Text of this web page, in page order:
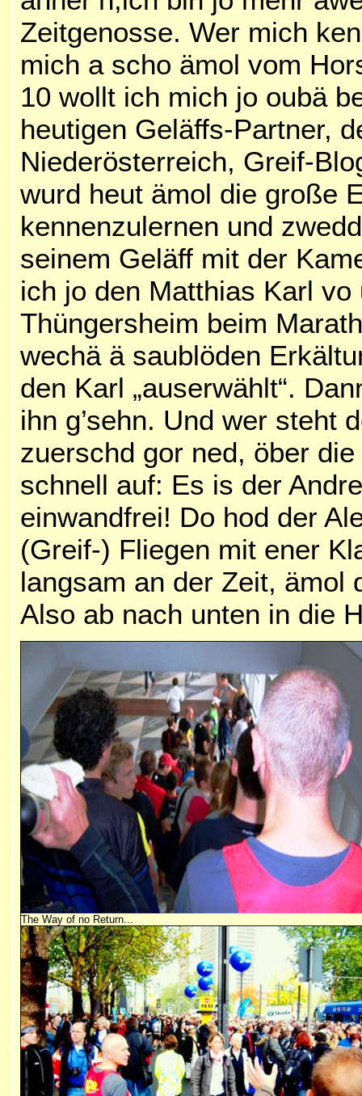
Zeitgenosse. Wer mich
mich a scho ämol vom
10 wollt ich mich jo oubä
heutigen Geläffs-Partner,
Niederösterreich, Greif-
wurd heut ämol die große
kennenzulernen und
seinem Geläff mit der
ich jo den Matthias Karl vo
Thüngersheim beim
wechä ä saublöden
den Karl „auserwählt“.
ihn g’sehn. Und wer steht
zuerschd gor ned, öber
schnell auf: Es is der
einwandfrei! Do hod der
(Greif-) Fliegen mit ener
langsam an der Zeit, ämol
Also ab nach unten in die
The Way of no Return...